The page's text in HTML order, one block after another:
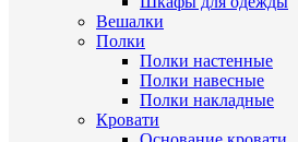
Вешалки
Полки
Полки настенные
Полки навесные
Полки накладные
Кровати